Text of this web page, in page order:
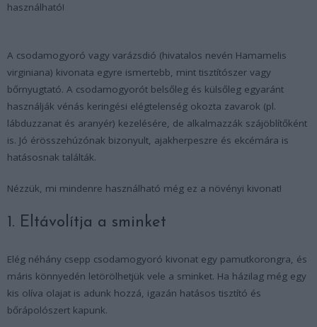
használható!
A csodamogyoró vagy varázsdió (hivatalos nevén Hamamelis
virginiana) kivonata egyre ismertebb, mint tisztítószer vagy
bőrnyugtató. A csodamogyorót belsőleg és külsőleg egyaránt
használják vénás keringési elégtelenség okozta zavarok (pl.
lábduzzanat és aranyér) kezelésére, de alkalmazzák szájöblítőként
is. Jó érösszehúzónak bizonyult, ajakherpeszre és ekcémára is
hatásosnak találták.
Nézzük, mi mindenre használható még ez a növényi kivonat!
1. Eltávolítja a sminket
Elég néhány csepp csodamogyoró kivonat egy pamutkorongra, és
máris könnyedén letörölhetjük vele a sminket. Ha házilag még egy
kis olíva olajat is adunk hozzá, igazán hatásos tisztító és
bőrápolószert kapunk.